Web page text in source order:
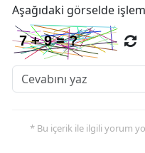
Aşağıdaki görselde
* Bu içerik ile ilgili yorum